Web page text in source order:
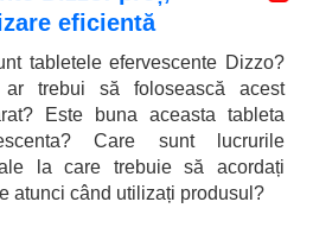
i
o
n
eficientă
tabletele efervescente Dizzo?
trebui să folosească acest
Este buna aceasta tableta
Care sunt lucrurile
la care trebuie să acordați
atunci când utilizați produsul?